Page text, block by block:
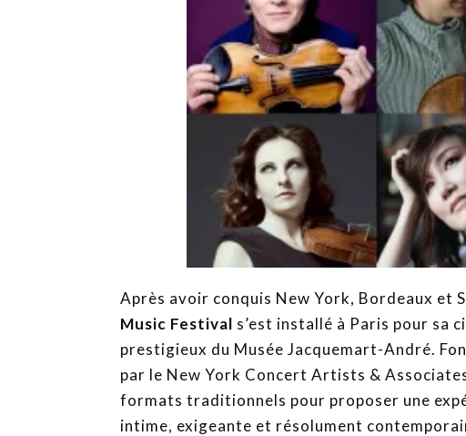
Après avoir conquis New York, Bordeaux et
Music Festival s’est installé à Paris pour sa
prestigieux du Musée Jacquemart-André.
par le New York Concert Artists &
formats traditionnels pour proposer une
intime, exigeante et résolument